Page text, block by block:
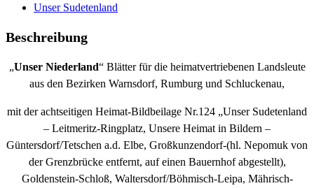
Unser Sudetenland
Beschreibung
„Unser Niederland“ Blätter für die heimatvertriebenen Landsleute
aus den Bezirken Warnsdorf, Rumburg und Schluckenau,
mit der achtseitigen Heimat-Bildbeilage Nr.124 „Unser Sudetenland
– Leitmeritz-Ringplatz, Unsere Heimat in Bildern –
Güntersdorf/Tetschen a.d. Elbe, Großkunzendorf-(hl. Nepomuk von
der Grenzbrücke entfernt, auf einen Bauernhof abgestellt),
Goldenstein-Schloß, Waltersdorf/Böhmisch-Leipa, Mährisch-